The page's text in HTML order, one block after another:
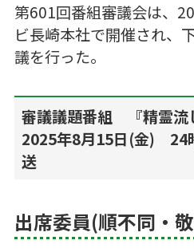
第601回番組審議会は、
ビ長崎本社で開催され、
議を行った。
審議議題番組 『精霊流
2025年8月15日(金) 24
送
出席委員(順不同・